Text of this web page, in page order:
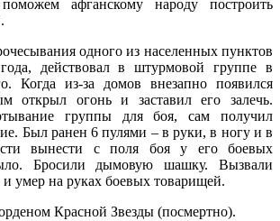
афганскому народу построить
одного из населенных пунктов
действовал в штурмовой группе в
Когда из-за домов внезапно появился
открыл огонь и заставил его залечь.
группы для боя, сам получил
Был ранен 6 пулями – в руки, в ногу и в
вынести с поля боя у его боевых
Бросили дымовую шашку. Вызвали
умер на руках боевых товарищей.
Красной Звезды (посмертно).